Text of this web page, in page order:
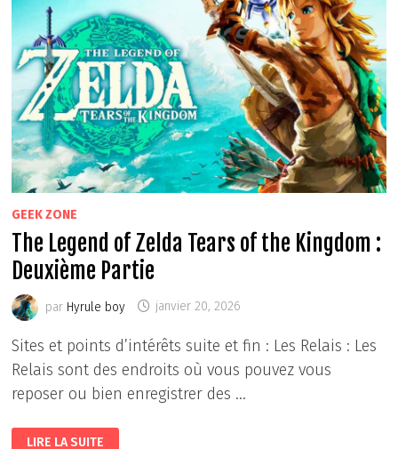
:
TROISIÈME
PARTIE
GEEK ZONE
The Legend of Zelda Tears of the Kingdom :
Deuxième Partie
par Hyrule boy janvier 20, 2026
Sites et points d’intérêts suite et fin : Les Relais : Les
Relais sont des endroits où vous pouvez vous
reposer ou bien enregistrer des …
THE
LIRE LA SUITE